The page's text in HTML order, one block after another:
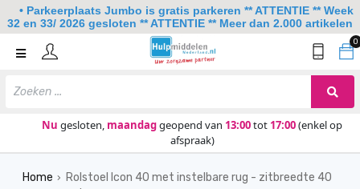
0
Nu gesloten, maandaggeopend van 13:00tot 17:00(enkel op
afspraak)
Home
Keuken
Home › Rolstoel Icon 40 met instelbare rug - zitbreedte 40
• Parkeerplaats Jumbo is gratis parkeren ** ATTENTIE ** Week
32 en 33/ 2026 gesloten ** ATTENTIE ** Meer dan 2.000 artikelen